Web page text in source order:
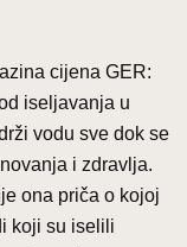
cijena GER:
iseljavanja u
vodu sve dok se
i zdravlja.
ona priča o kojoj
koji su iselili